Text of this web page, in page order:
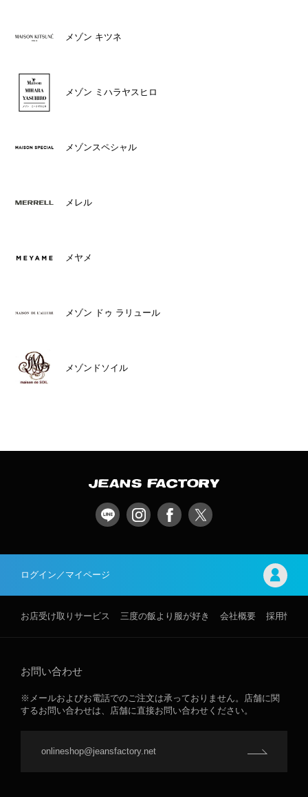
メゾン キツネ
メゾン ミハラヤスヒロ
メゾンスペシャル
メレル
メヤメ
メゾン ドゥ ラリュール
メゾンドソイル
ログイン／マイページ
お店受け取りサービス 三度の飯より服が好き 会社概要 採用情報
お問い合わせ
※メールおよびお電話でのご注文は承っておりません。店舗に関
するお問い合わせは、店舗に直接お問い合わせください。
onlineshop@jeansfactory.net